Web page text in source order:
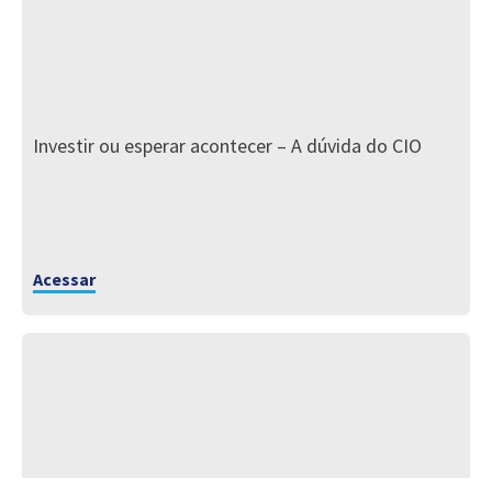
Investir ou esperar acontecer – A dúvida do CIO
Acessar